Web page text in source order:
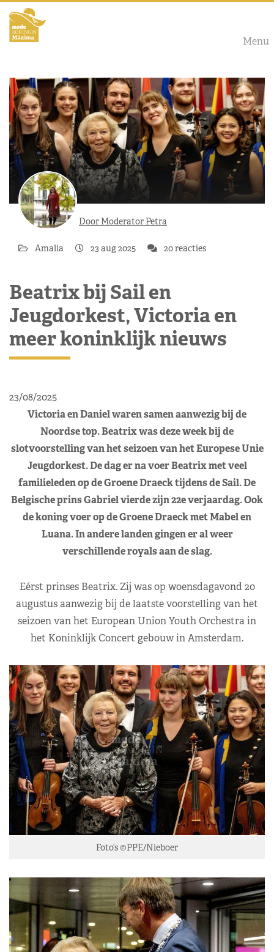
Menu
Door Moderator Petra
Amalia 23 aug 2025 20 reacties
Beatrix bij Sail en
Jeugdorkest, Victoria en
meer koninklijk nieuws
23/08/2025
Victoria en Daniel waren samen aanwezig bij de
Noordse top. Beatrix was deze week bij de
slotvoorstelling van het seizoen van het Europese Unie
Jeugdorkest. De dag er na voer Beatrix met veel
familieleden op de Groene Draeck tijdens de Sail. De
Belgische prins Gabriel vierde zijn 22e verjaardag. Ook
de koning voer op de Groene Draeck met Mabel en
Luana. In andere landen gingen er al weer
verschillende royals aan de slag.
Eérst prinses Beatrix. Zij was op woensdagavond 20
augustus aanwezig bij de laatste voorstelling van het
seizoen van het European Union Youth Orchestra in
het Koninklijk Concert gebouw in Amsterdam.
Foto’s ©PPE/Nieboer